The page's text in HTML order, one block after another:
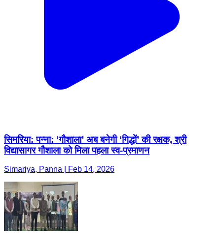
सिमरिया: पन्ना: ‘गौशाला’ अब बनेगी ‘गिद्धों’ की रक्षक, श्री
विद्यासागर गौशाला को मिला पहला स्व-प्रमाणन
Simariya, Panna | Feb 14, 2026